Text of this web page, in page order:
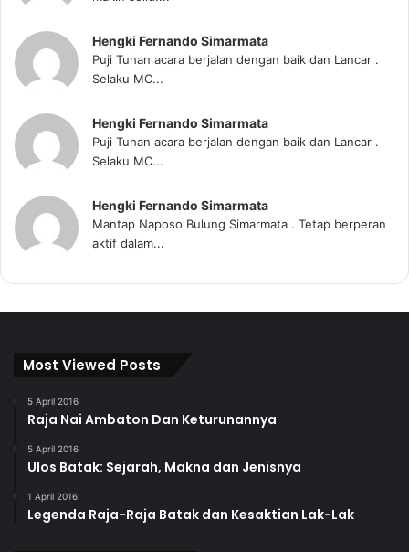
Hengki Fernando Simarmata
Puji Tuhan acara berjalan dengan baik dan Lancar .
Selaku MC...
Hengki Fernando Simarmata
Puji Tuhan acara berjalan dengan baik dan Lancar .
Selaku MC...
Hengki Fernando Simarmata
Mantap Naposo Bulung Simarmata . Tetap berperan
aktif dalam...
Most Viewed Posts
5 April 2016
Raja Nai Ambaton Dan Keturunannya
5 April 2016
Ulos Batak: Sejarah, Makna dan Jenisnya
1 April 2016
Legenda Raja-Raja Batak dan Kesaktian Lak-Lak